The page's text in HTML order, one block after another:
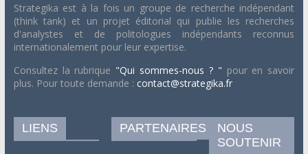
Strategika est à la fois un groupe de recherche indépendant
(think tank) et un projet éditorial qui publie les recherches
d'analystes et de politologues indépendants reconnus
internationalement pour leur expertise.
Consultez la rubrique "Qui sommes-nous ? " pour en savoir
plus. Pour toute demande : contact@strategika.fr
LIENS PARTENAIRES
NOUS
SOUTENIR